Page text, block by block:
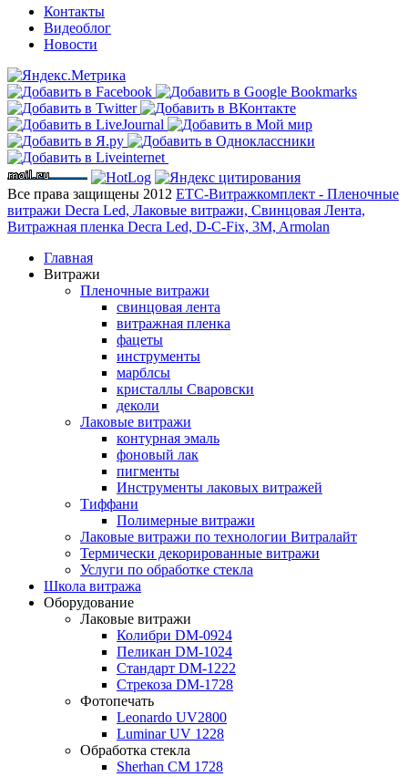
Контакты
Видеоблог
Новости
Все права защищены 2012 ЕТС-Витражкомплект - Пленочные
витражи Decra Led, Лаковые витражи, Свинцовая Лента,
Витражная пленка Decra Led, D-C-Fix, 3M, Armolan
Главная
Витражи
Пленочные витражи
свинцовая лента
витражная пленка
фацеты
инструменты
марблсы
кристаллы Сваровски
деколи
Лаковые витражи
контурная эмаль
фоновый лак
пигменты
Инструменты лаковых витражей
Тиффани
Полимерные витражи
Лаковые витражи по технологии Витралайт
Термически декорированные витражи
Услуги по обработке стекла
Школа витража
Оборудование
Лаковые витражи
Колибри DM-0924
Пеликан DM-1024
Стандарт DM-1222
Стрекоза DM-1728
Фотопечать
Leonardo UV2800
Luminar UV 1228
Обработка стекла
Sherhan CM 1728